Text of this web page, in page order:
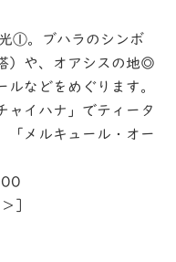
①。ブハラのシンボ
）や、オアシスの地◎
などをめぐります。
ャイハナ」でティータ
「メルキュール・オー
00
］